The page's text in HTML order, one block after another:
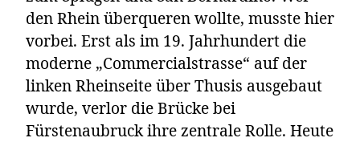
den Rhein überqueren wollte, musste hier
vorbei. Erst als im 19. Jahrhundert die
moderne „Commercialstrasse“ auf der
linken Rheinseite über Thusis ausgebaut
wurde, verlor die Brücke bei
Fürstenaubruck ihre zentrale Rolle. Heute